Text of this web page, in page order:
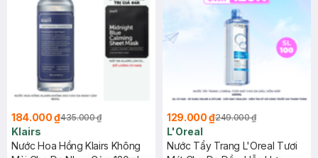
184.000 ₫435.000 ₫
Klairs
Nước Hoa Hồng Klairs Không
129.000 ₫249.000 ₫
L'Oreal
Nước Tẩy Trang L'Oreal Tươi